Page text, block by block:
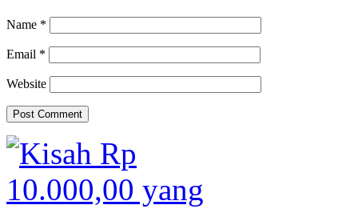
Name *
Email *
Website